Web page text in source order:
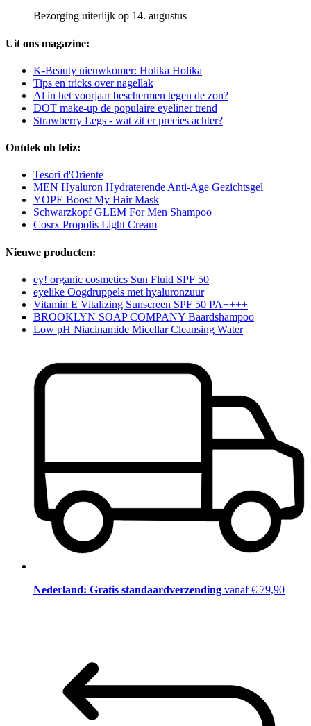
Bezorging uiterlijk op 14. augustus
Uit ons magazine:
K-Beauty nieuwkomer: Holika Holika
Tips en tricks over nagellak
Al in het voorjaar beschermen tegen de zon?
DOT make-up de populaire eyeliner trend
Strawberry Legs - wat zit er precies achter?
Ontdek oh feliz:
Tesori d'Oriente
MEN Hyaluron Hydraterende Anti-Age Gezichtsgel
YOPE Boost My Hair Mask
Schwarzkopf GLEM For Men Shampoo
Cosrx Propolis Light Cream
Nieuwe producten:
ey! organic cosmetics Sun Fluid SPF 50
eyelike Oogdruppels met hyaluronzuur
Vitamin E Vitalizing Sunscreen SPF 50 PA++++
BROOKLYN SOAP COMPANY Baardshampoo
Low pH Niacinamide Micellar Cleansing Water
Nederland: Gratis standaardverzending vanaf € 79,90